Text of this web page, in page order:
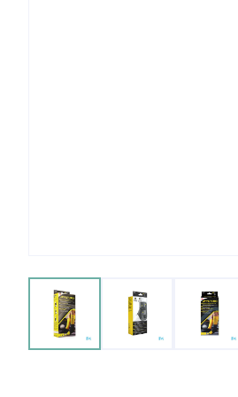
View larger image
View larger